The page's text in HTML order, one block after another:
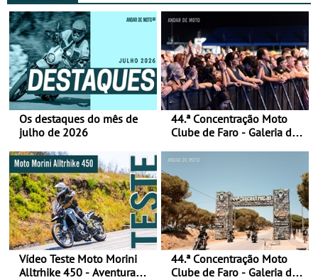
Os destaques do mês de
julho de 2026
44.ª Concentração Moto
Clube de Faro - Galeria de
Vídeo Teste Moto Morini
Alltrhike 450 - Aventura
44.ª Concentração Moto
Clube de Faro - Galeria de